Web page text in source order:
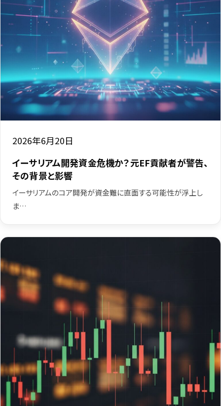
2026年6月20日
イーサリアム開発資金危機か？元EF貢献者が警告、
その背景と影響
イーサリアムのコア開発が資金難に直面する可能性が浮上し
ま…